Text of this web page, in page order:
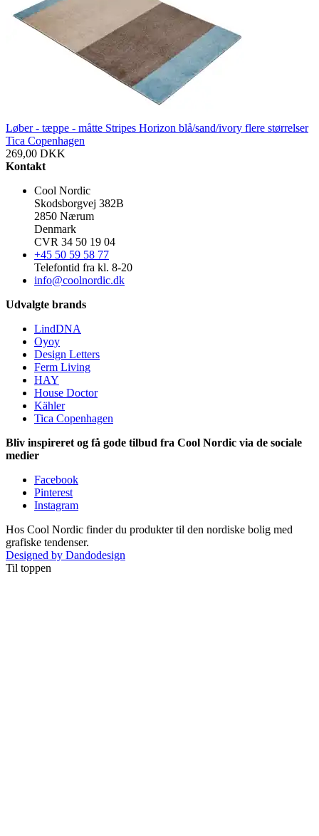
Løber - tæppe - måtte Stripes Horizon blå/sand/ivory flere størrelser
Tica Copenhagen
269,00 DKK
Kontakt
Cool Nordic
Skodsborgvej 382B
2850 Nærum
Denmark
CVR 34 50 19 04
+45 50 59 58 77
Telefontid fra kl. 8-20
info@coolnordic.dk
Udvalgte brands
LindDNA
Oyoy
Design Letters
Ferm Living
HAY
House Doctor
Kähler
Tica Copenhagen
Bliv inspireret og få gode tilbud fra Cool Nordic via de sociale
medier
Facebook
Pinterest
Instagram
Hos Cool Nordic finder du produkter til den nordiske bolig med
grafiske tendenser.
Designed by Dandodesign
Til toppen